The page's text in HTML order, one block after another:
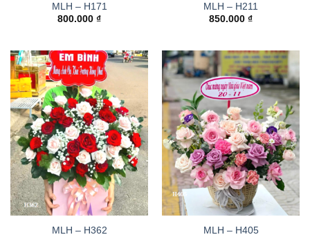
MLH – H171
800.000 ₫
MLH – H211
850.000 ₫
MLH – H362
MLH – H405